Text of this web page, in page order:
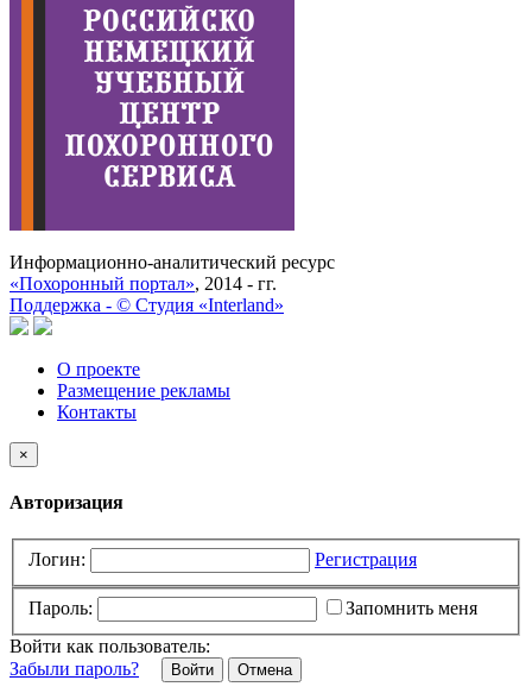
Информационно-аналитический ресурс
«Похоронный портал», 2014 - гг.
Поддержка - © Cтудия «Interland»
О проекте
Размещение рекламы
Контакты
×
Авторизация
Логин: Регистрация
Пароль:
Запомнить меня
Войти как пользователь:
Забыли пароль?
Отмена